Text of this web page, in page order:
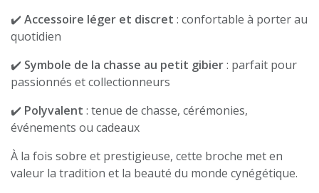
✔️ Accessoire léger et discret : confortable à porter au
quotidien
✔️ Symbole de la chasse au petit gibier: parfait pour
passionnés et collectionneurs
✔️ Polyvalent : tenue de chasse, cérémonies,
événements ou cadeaux
À la fois sobre et prestigieuse, cette broche met en
valeur la tradition et la beauté du monde cynégétique.